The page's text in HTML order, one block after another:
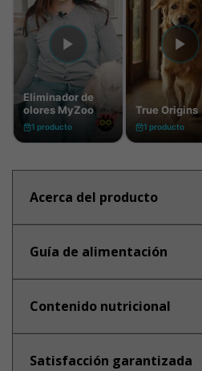
Acerca del producto
Guía de alimentación
Contenido nutricional
Satisfacción garantizada